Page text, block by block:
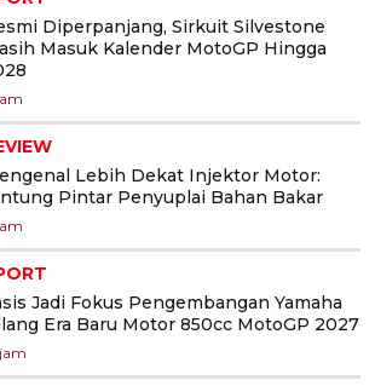
Diperpanjang, Sirkuit Silvestone
Masuk Kalender MotoGP Hingga
Lebih Dekat Injektor Motor:
Pintar Penyuplai Bahan Bakar
Jadi Fokus Pengembangan Yamaha
Era Baru Motor 850cc MotoGP 2027